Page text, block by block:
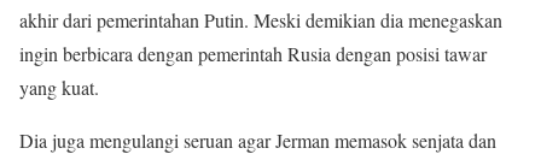
akhir dari pemerintahan Putin. Meski demikian dia menegaskan
ingin berbicara dengan pemerintah Rusia dengan posisi tawar
yang kuat.
Dia juga mengulangi seruan agar Jerman memasok senjata dan